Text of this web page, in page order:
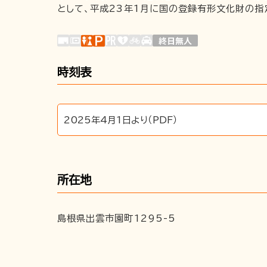
として、平成23年1月に国の登録有形文化財の指
時刻表
2025年4月1日より（PDF）
所在地
島根県出雲市園町1295-5